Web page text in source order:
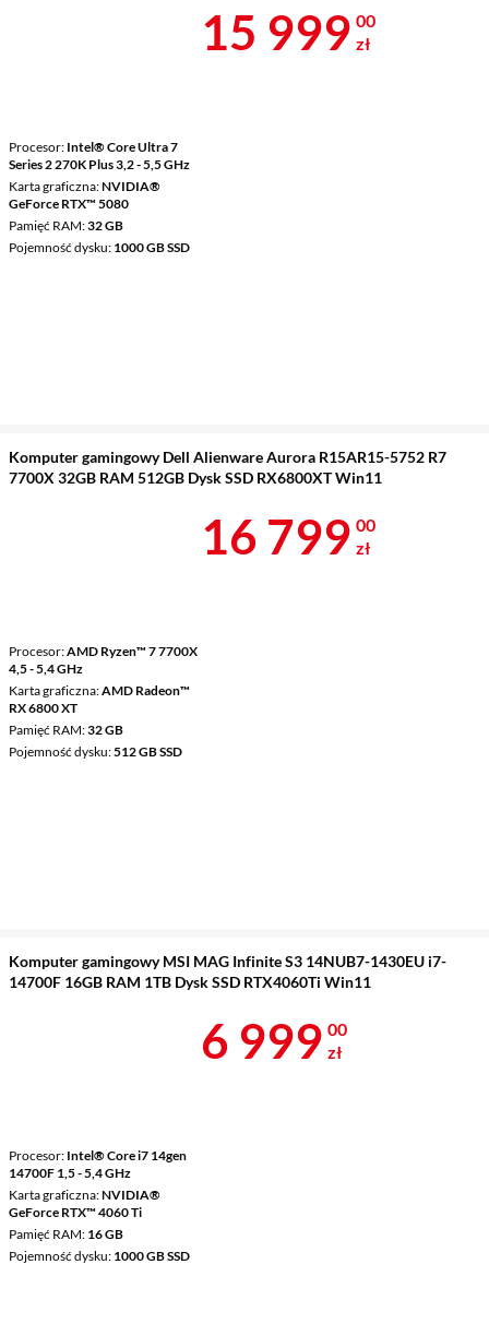
Procesor Intel® Core Ultra 7
Series 2 270K Plus 3,2 - 5,5 GHz
Karta graficzna NVIDIA®
GeForce RTX™ 5080
Pamięć RAM 32 GB
Pojemność dysku 1000 GB SSD
Cena 15 999
15 999 00
zł
Komputer gamingowy Dell Alienware Aurora R15AR15-5752 R7
7700X 32GB RAM 512GB Dysk SSD RX6800XT Win11
Procesor AMD Ryzen™ 7 7700X
4,5 - 5,4 GHz
Karta graficzna AMD Radeon™
RX 6800 XT
Pamięć RAM 32 GB
Pojemność dysku 512 GB SSD
Cena 16 799
16 799 00
zł
Komputer gamingowy MSI MAG Infinite S3 14NUB7-1430EU i7-
14700F 16GB RAM 1TB Dysk SSD RTX4060Ti Win11
Procesor Intel® Core i7 14gen
14700F 1,5 - 5,4 GHz
Karta graficzna NVIDIA®
GeForce RTX™ 4060 Ti
Pamięć RAM 16 GB
Pojemność dysku 1000 GB SSD
Cena 6 999 zł
6 999 00
zł